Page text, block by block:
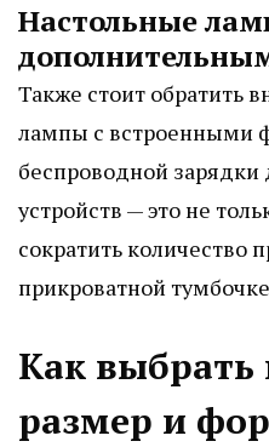
Настольные
Также стоит обратить
лампы с встроенными
беспроводной
устройств — это не
сократить количество
прикроватной
Как
размер и